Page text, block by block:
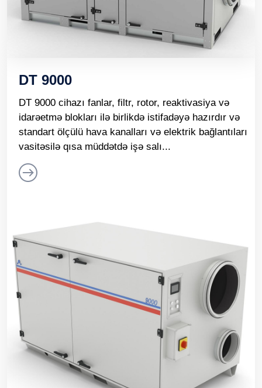
DT 9000
DT 9000 cihazı fanlar, filtr, rotor, reaktivasiya və
idarəetmə blokları ilə birlikdə istifadəyə hazırdır və
standart ölçülü hava kanalları və elektrik bağlantıları
vasitəsilə qısa müddətdə işə salı...